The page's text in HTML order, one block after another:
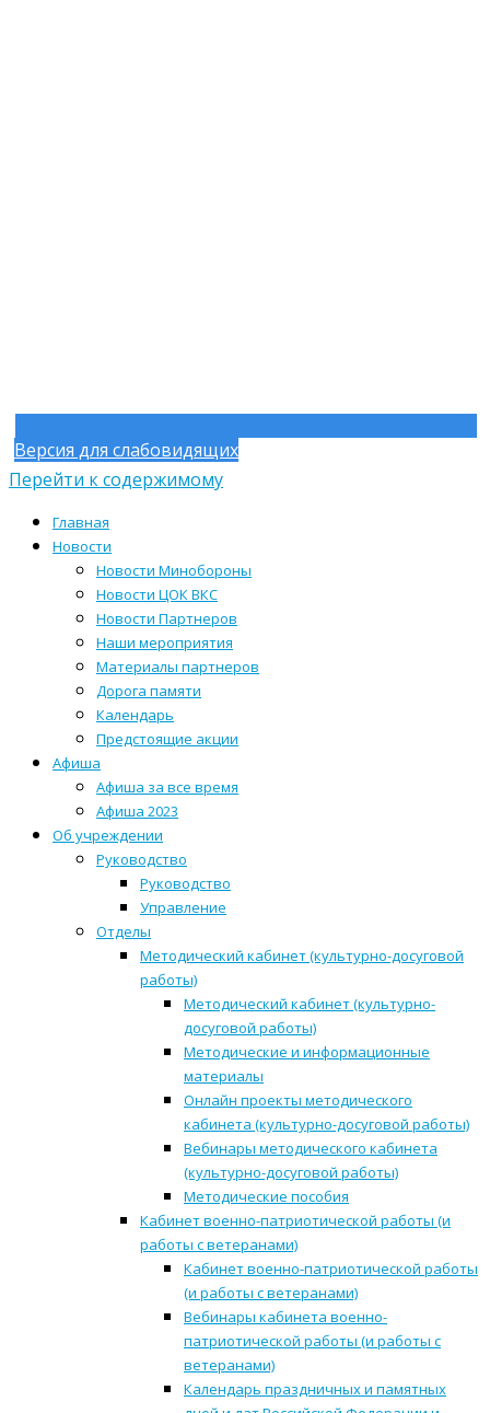
Версия для слабовидящих
Перейти к содержимому
Главная
Новости
Новости Минобороны
Новости ЦОК ВКС
Новости Партнеров
Наши мероприятия
Материалы партнеров
Дорога памяти
Календарь
Предстоящие акции
Афиша
Афиша за все время
Афиша 2023
Об учреждении
Руководство
Руководство
Управление
Отделы
Методический кабинет (культурно-досуговой
работы)
Методический кабинет (культурно-
досуговой работы)
Методические и информационные
материалы
Онлайн проекты методического
кабинета (культурно-досуговой работы)
Вебинары методического кабинета
(культурно-досуговой работы)
Методические пособия
Кабинет военно-патриотической работы (и
работы с ветеранами)
Кабинет военно-патриотической работы
(и работы с ветеранами)
Вебинары кабинета военно-
патриотической работы (и работы с
ветеранами)
Календарь праздничных и памятных